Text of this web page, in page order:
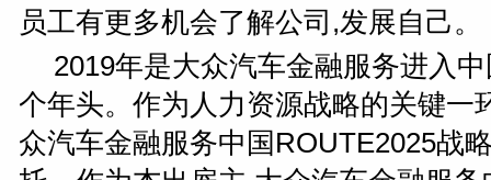
员工有更多机会了解公司,发展自己。
2019年是大众汽车金融服务进入
个年头。作为人力资源战略的关键一
众汽车金融服务中国ROUTE2025战